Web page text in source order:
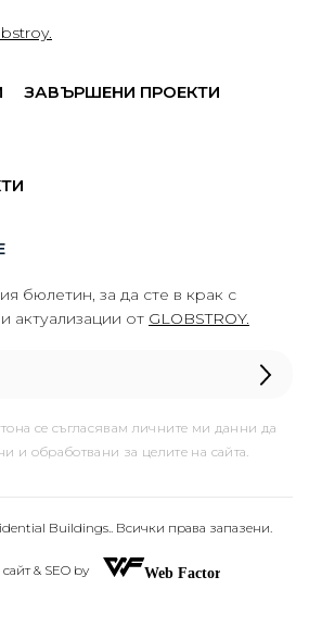
ЗАВЪРШЕНИ ПРОЕКТИ
бюлетин, за да сте в крак с
актуализации от GLOBSTROY.
се съгласявам личните ми данни да
и обработвани за целите на сайта.
Buildings.. Всички права запазени.
& SEO by